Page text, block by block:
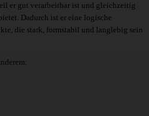
er gut verarbeitbar ist und gleichzeitig
Dadurch ist er eine logische
die stark, formstabil und langlebig sein